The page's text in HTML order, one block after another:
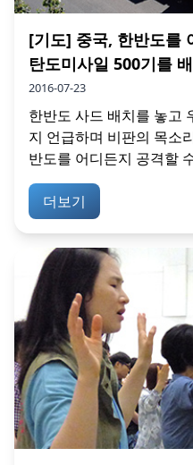
[기도] 중국, 한반도를
탄도미사일 500기를
2016-07-23
한반도 사드 배치를 놓고
지 언급하며 비판의 목소
반도를 어디든지 공격할
더보기